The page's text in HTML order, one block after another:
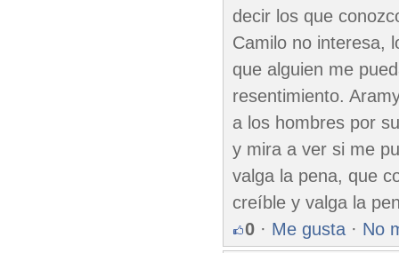
decir los que
Camilo no interesa,
que alguien me
resentimiento.
a los hombres por
y mira a ver si me
valga la pena, que
creíble y valga la
0 · Me gusta · No